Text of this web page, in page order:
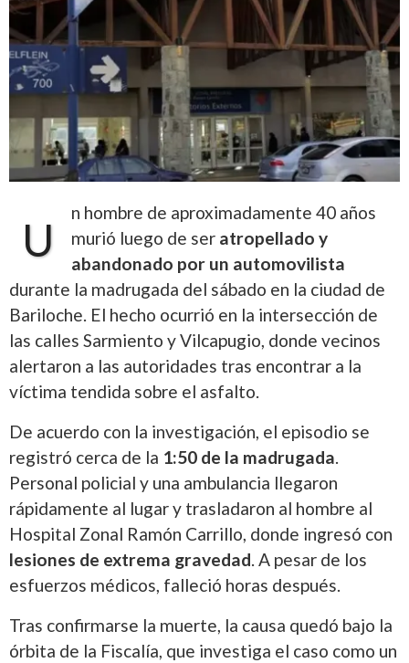
U
n hombre de aproximadamente 40 años
murió luego de ser atropellado y
abandonado por un automovilista
durante la madrugada del sábado en la ciudad de
Bariloche. El hecho ocurrió en la intersección de
las calles Sarmiento y Vilcapugio, donde vecinos
alertaron a las autoridades tras encontrar a la
víctima tendida sobre el asfalto.
De acuerdo con la investigación, el episodio se
registró cerca de la 1:50 de la madrugada.
Personal policial y una ambulancia llegaron
rápidamente al lugar y trasladaron al hombre al
Hospital Zonal Ramón Carrillo, donde ingresó con
lesiones de extrema gravedad. A pesar de los
esfuerzos médicos, falleció horas después.
Tras confirmarse la muerte, la causa quedó bajo la
órbita de la Fiscalía, que investiga el caso como un